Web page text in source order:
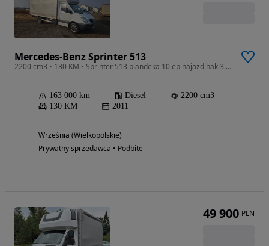
Mercedes-Benz Sprinter 513
2200 cm3 • 130 KM • Sprinter 513 plandeka 10 ep najazd hak 3.5 tony tacho w cenie
163 000 km Diesel
2200 cm3
130 KM
2011
Września (Wielkopolskie)
Prywatny sprzedawca • Podbite
49 900 PLN